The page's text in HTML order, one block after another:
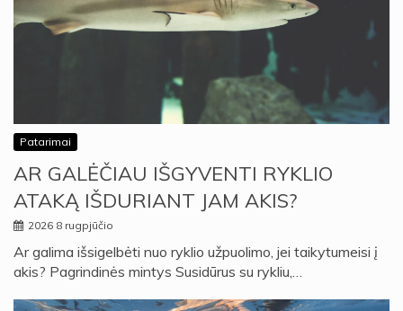
Patarimai
AR GALĖČIAU IŠGYVENTI RYKLIO
ATAKĄ IŠDURIANT JAM AKIS?
2026 8 rugpjūčio
Ar galima išsigelbėti nuo ryklio užpuolimo, jei taikytumeisi į
akis? Pagrindinės mintys Susidūrus su rykliu,…